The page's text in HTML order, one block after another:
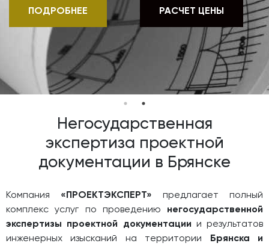
ПОДРОБНЕЕ РАСЧЕТ ЦЕНЫ
Негосударственная
экспертиза проектной
документации в Брянске
Компания «ПРОЕКТЭКСПЕРТ» предлагает полный
комплекс услуг по проведению негосударственной
экспертизы проектной документации и результатов
инженерных изысканий на территории Брянска и